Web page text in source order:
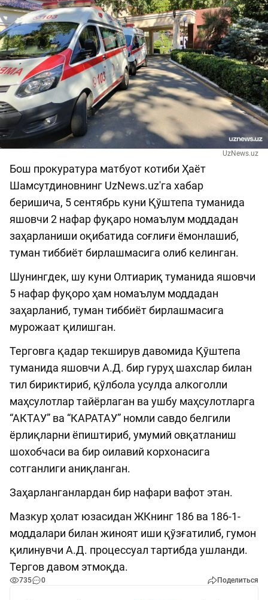
UzNews.uz
Бош прокуратура матбуот котиби Ҳаёт
Шамсутдиновнинг UzNews.uz'га хабар
беришича, 5 сентябрь куни Қўштепа туманида
яшовчи 2 нафар фуқаро номаълум моддадан
заҳарланиши оқибатида соғлиғи ёмонлашиб,
туман тиббиёт бирлашмасига олиб келинган.
Шунингдек, шу куни Олтиариқ туманида яшовчи
5 нафар фуқоро ҳам номаълум моддадан
заҳарланиб, туман тиббиёт бирлашмасига
мурожаат қилишган.
Терговга қадар текширув давомида Қўштепа
туманида яшовчи А.Д. бир гуруҳ шахслар билан
тил бириктириб, қўлбола усулда алкоголли
маҳсулотлар тайёрлаган ва ушбу маҳсулотларга
“АКТАУ” ва “КАРАТАУ” номли савдо белгили
ёрлиқларни ёпиштириб, умумий овқатланиш
шохобчаси ва бир оилавий корхонасига
сотганлиги аниқланган.
Заҳарланганлардан бир нафари вафот этан.
Мазкур ҳолат юзасидан ЖКнинг 186 ва 186-1-
моддалари билан жиноят иши қўзғатилиб, гумон
қилинувчи А.Д. процессуал тартибда ушланди.
Тергов давом этмоқда.
735 0 Поделиться